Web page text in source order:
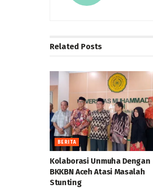
Related Posts
BERITA
Kolaborasi Unmuha Dengan
BKKBN Aceh Atasi Masalah
Stunting